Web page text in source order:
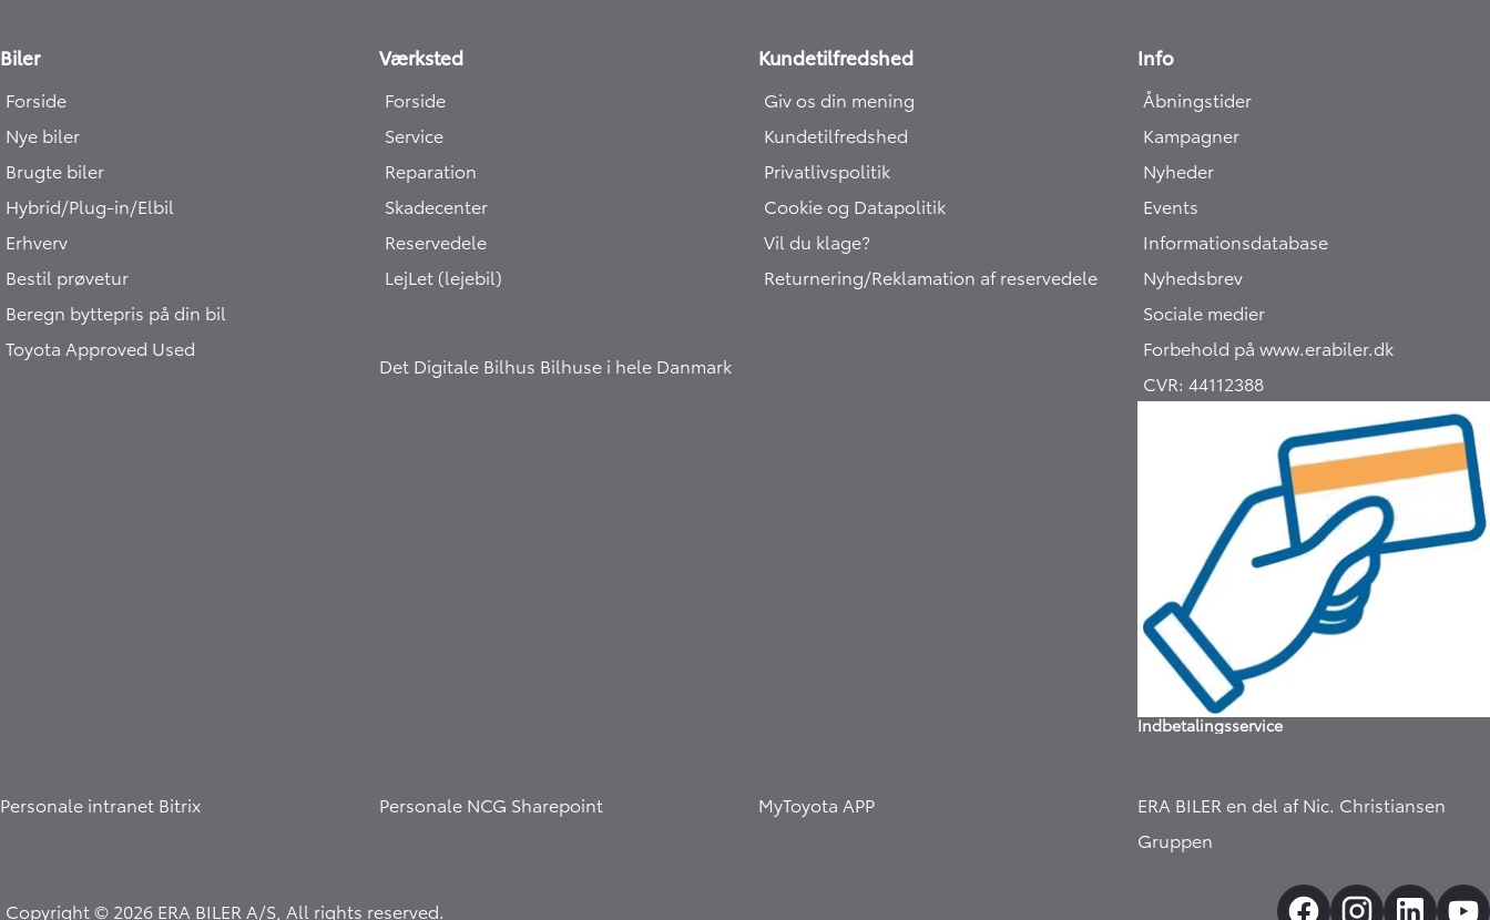
Biler
Forside
Nye biler
Brugte biler
Hybrid/Plug-in/Elbil
Erhverv
Bestil prøvetur
Beregn byttepris på din bil
Toyota Approved Used
Værksted
Forside
Service
Reparation
Skadecenter
Reservedele
LejLet (lejebil)
Det Digitale Bilhus Bilhuse i hele Danmark
Kundetilfredshed
Giv os din mening
Kundetilfredshed
Privatlivspolitik
Cookie og Datapolitik
Vil du klage?
Returnering/Reklamation af reservedele
Info
Åbningstider
Kampagner
Nyheder
Events
Informationsdatabase
Nyhedsbrev
Sociale medier
Forbehold påwww.erabiler.dk
CVR:44112388
Indbetalingsservice
Personale intranet Bitrix Personale NCG Sharepoint MyToyota APP ERA BILER en del afNic. Christiansen
Gruppen
Copyright © 2026 ERA BILER A/S, All rights reserved.
Hej 🖐 Vil du vide, hvad
din bil er værd?
13:23-
DK